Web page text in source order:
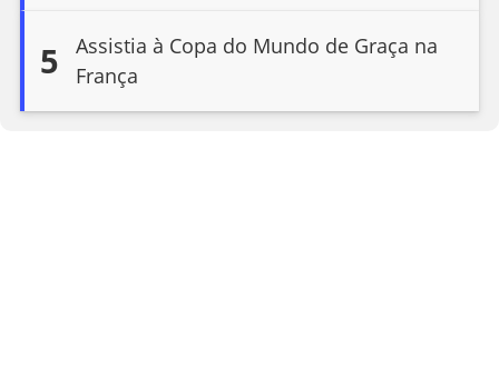
5
Assistia à Copa do Mundo de Graça na
França